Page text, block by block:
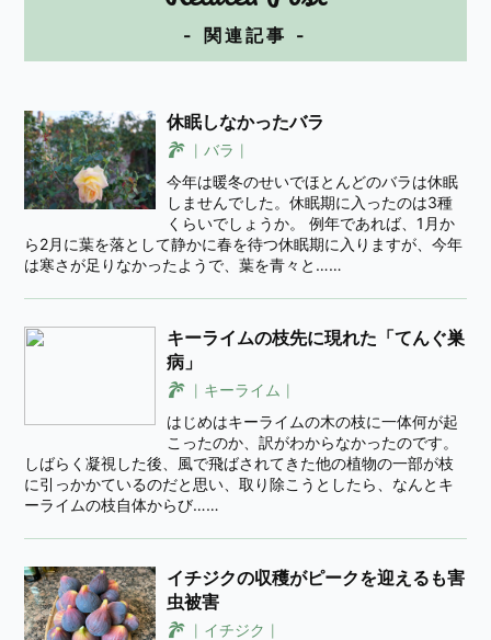
- 関連記事 -
休眠しなかったバラ
バラ
今年は暖冬のせいでほとんどのバラは休眠
しませんでした。休眠期に入ったのは3種
くらいでしょうか。 例年であれば、1月か
ら2月に葉を落として静かに春を待つ休眠期に入りますが、今年
は寒さが足りなかったようで、葉を青々と……
キーライムの枝先に現れた「てんぐ巣
病」
キーライム
はじめはキーライムの木の枝に一体何が起
こったのか、訳がわからなかったのです。
しばらく凝視した後、風で飛ばされてきた他の植物の一部が枝
に引っかかているのだと思い、取り除こうとしたら、なんとキ
ーライムの枝自体からび……
イチジクの収穫がピークを迎えるも害
虫被害
イチジク